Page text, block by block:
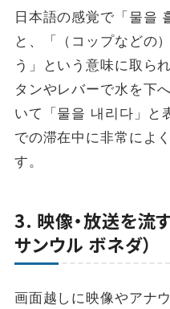
日本語の感覚で「물을
と、「（コップなどの
う」という意味に取ら
タンやレバーで水を下
いて「물을 내리다」と
での滞在中に非常によ
す。
3. 映像・放送を流
サンウル ボネダ）
画面越しに映像やアナ